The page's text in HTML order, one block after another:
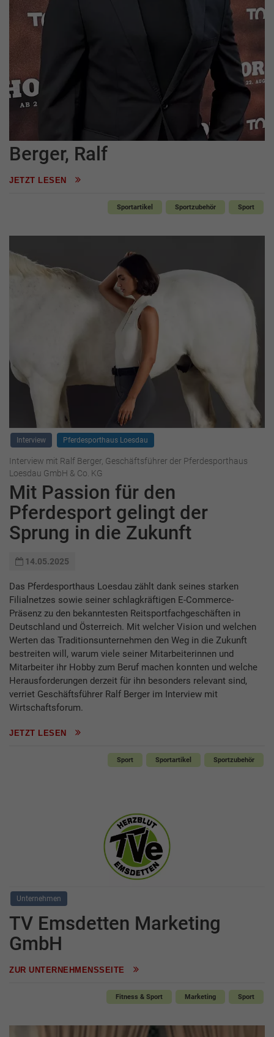
Berger, Ralf
JETZT LESEN
Sportartikel Sportzubehör Sport
Interview Pferdesporthaus Loesdau
Interview mit Ralf Berger, Geschäftsführer der Pferdesporthaus
Loesdau GmbH & Co. KG
Mit Passion für den
Pferdesport gelingt der
Sprung in die Zukunft
14.05.2025
Das Pferdesporthaus Loesdau zählt dank seines starken
Filialnetzes sowie seiner schlagkräftigen E-Commerce-
Präsenz zu den bekanntesten Reitsportfachgeschäften in
Deutschland und Österreich. Mit welcher Vision und welchen
Werten das Traditionsunternehmen den Weg in die Zukunft
bestreiten will, warum viele seiner Mitarbeiterinnen und
Mitarbeiter ihr Hobby zum Beruf machen konnten und welche
Herausforderungen derzeit für ihn besonders relevant sind,
verriet Geschäftsführer Ralf Berger im Interview mit
Wirtschaftsforum.
JETZT LESEN
Sport Sportartikel Sportzubehör
Unternehmen
TV Emsdetten Marketing
GmbH
ZUR UNTERNEHMENSSEITE
Fitness & Sport Marketing Sport